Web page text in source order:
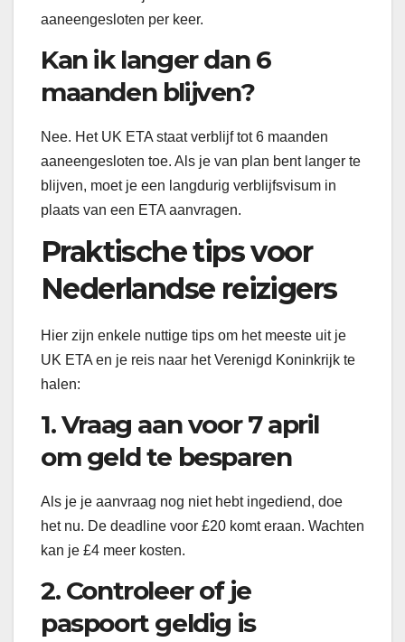
aaneengesloten per keer.
Kan ik langer dan 6
maanden blijven?
Nee. Het UK ETA staat verblijf tot 6 maanden
aaneengesloten toe. Als je van plan bent langer te
blijven, moet je een langdurig verblijfsvisum in
plaats van een ETA aanvragen.
Praktische tips voor
Nederlandse reizigers
Hier zijn enkele nuttige tips om het meeste uit je
UK ETA en je reis naar het Verenigd Koninkrijk te
halen:
1. Vraag aan voor 7 april
om geld te besparen
Als je je aanvraag nog niet hebt ingediend, doe
het nu. De deadline voor £20 komt eraan. Wachten
kan je £4 meer kosten.
2. Controleer of je
paspoort geldig is